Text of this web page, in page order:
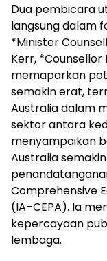
Dua pembicara
langsung dalam
*Minister
Kerr, *Counsellor
memaparkan
semakin erat,
Australia dalam
sektor antara
menyampaikan
Australia
Comprehensive
(IA–CEPA). Ia
kepercayaan
lembaga.